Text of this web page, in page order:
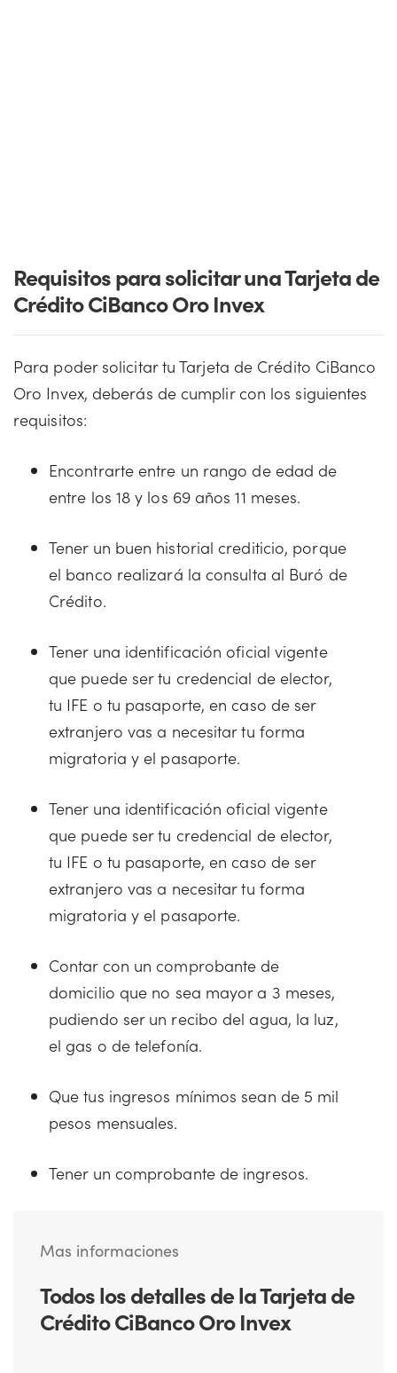
Requisitos para solicitar una Tarjeta de
Crédito CiBanco Oro Invex
Para poder solicitar tu Tarjeta de Crédito CiBanco
Oro Invex, deberás de cumplir con los siguientes
requisitos:
Encontrarte entre un rango de edad de
entre los 18 y los 69 años 11 meses.
Tener un buen historial crediticio, porque
el banco realizará la consulta al Buró de
Crédito.
Tener una identificación oficial vigente
que puede ser tu credencial de elector,
tu IFE o tu pasaporte, en caso de ser
extranjero vas a necesitar tu forma
migratoria y el pasaporte.
Tener una identificación oficial vigente
que puede ser tu credencial de elector,
tu IFE o tu pasaporte, en caso de ser
extranjero vas a necesitar tu forma
migratoria y el pasaporte.
Contar con un comprobante de
domicilio que no sea mayor a 3 meses,
pudiendo ser un recibo del agua, la luz,
el gas o de telefonía.
Que tus ingresos mínimos sean de 5 mil
pesos mensuales.
Tener un comprobante de ingresos.
Mas informaciones
Todos los detalles de la Tarjeta de
Crédito CiBanco Oro Invex